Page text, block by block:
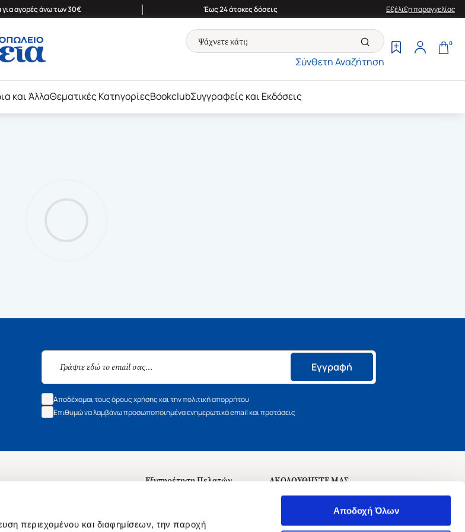
περιεχομένου και διαφημίσεων, την παροχή
Αποδοχή Όλων
αγορές άνω των 30€ | Έως 24 άτοκες δόσεις Εξέλιξη παραγγελίας
Σύνθετη Αναζήτηση
0
και ΆλλαΘεματικές ΚατηγορίεςBookclubΣυγγραφείς και Εκδόσεις
Εγγραφή
Αποδέχομαι τους όρους χρήσης και την πολιτική απορρήτου
Επιθυμώ να λαμβάνω προσωποποιημένα ενημερωτικά email και προτάσεις
Εξυπηρέτηση Πελατών
ΑΚΟΛΟΥΘΗΣΤΕ ΜΑΣ